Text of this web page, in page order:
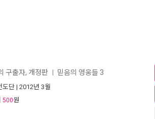
구출자, 개정판 믿음의 영웅들 3
도단 | 2012년 3월
500원